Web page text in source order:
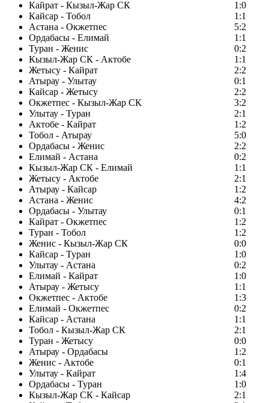
Кайрат - Кызыл-Жар СК
1:0
Кайсар - Тобол
1:1
Астана - Окжетпес
5:2
Ордабасы - Елимай
1:1
Туран - Женис
0:2
Кызыл-Жар СК - Актобе
1:1
Жетысу - Кайрат
2:2
Атырау - Улытау
0:1
Кайсар - Жетысу
2:2
Окжетпес - Кызыл-Жар СК
3:2
Улытау - Туран
2:1
Актобе - Кайрат
1:2
Тобол - Атырау
5:0
Ордабасы - Женис
2:2
Елимай - Астана
0:2
Кызыл-Жар СК - Елимай
1:1
Жетысу - Актобе
2:1
Атырау - Кайсар
1:2
Астана - Женис
4:2
Ордабасы - Улытау
0:1
Кайрат - Окжетпес
1:2
Туран - Тобол
1:2
Женис - Кызыл-Жар СК
0:0
Кайсар - Туран
1:0
Улытау - Астана
0:2
Елимай - Кайрат
1:0
Атырау - Жетысу
1:1
Окжетпес - Актобе
1:3
Елимай - Окжетпес
0:2
Кайсар - Астана
1:1
Тобол - Кызыл-Жар СК
2:1
Туран - Жетысу
0:0
Атырау - Ордабасы
1:2
Женис - Актобе
0:1
Улытау - Кайрат
1:4
Ордабасы - Туран
1:0
Кызыл-Жар СК - Кайсар
2:1